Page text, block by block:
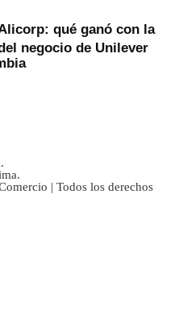
qué ganó con la
negocio de Unilever
| Todos los derechos